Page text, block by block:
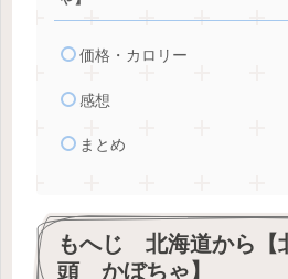
価格・カロリー
感想
まとめ
もへじ 北海道から【
頭 かぼちゃ】